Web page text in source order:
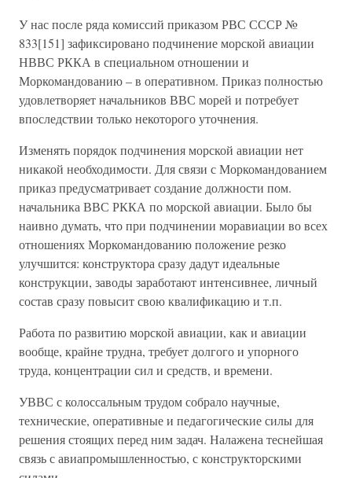
У нас после ряда комиссий приказом РВС СССР №
833[151] зафиксировано подчинение морской авиации
НВВС РККА в специальном отношении и
Моркомандованию – в оперативном. Приказ полностью
удовлетворяет начальников ВВС морей и потребует
впоследствии только некоторого уточнения.
Изменять порядок подчинения морской авиации нет
никакой необходимости. Для связи с Моркомандованием
приказ предусматривает создание должности пом.
начальника ВВС РККА по морской авиации. Было бы
наивно думать, что при подчинении моравиации во всех
отношениях Моркомандованию положение резко
улучшится: конструктора сразу дадут идеальные
конструкции, заводы заработают интенсивнее, личный
состав сразу повысит свою квалификацию и т.п.
Работа по развитию морской авиации, как и авиации
вообще, крайне трудна, требует долгого и упорного
труда, концентрации сил и средств, и времени.
УВВС с колоссальным трудом собрало научные,
технические, оперативные и педагогические силы для
решения стоящих перед ним задач. Налажена теснейшая
связь с авиапромышленностью, с конструкторскими